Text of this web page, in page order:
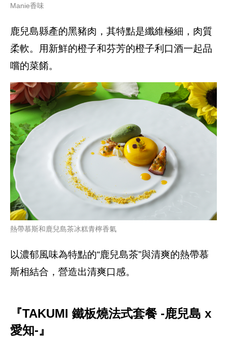
Manie香味
鹿兒島縣產的黑豬肉，其特點是纖維極細，肉質
柔軟。用新鮮的橙子和芬芳的橙子利口酒一起品
嚐的菜餚。
熱帶慕斯和鹿兒島茶冰糕青檸香氣
以濃郁風味為特點的“鹿兒島茶”與清爽的熱帶慕
斯相結合，營造出清爽口感。
『TAKUMI 鐵板燒法式套餐 -鹿兒島 x
愛知-』